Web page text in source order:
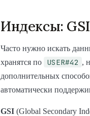
Индексы:
Часто нужно искать
хранятся по
USER#42 ,
дополнительных
автоматически
GSI (Global Secondary